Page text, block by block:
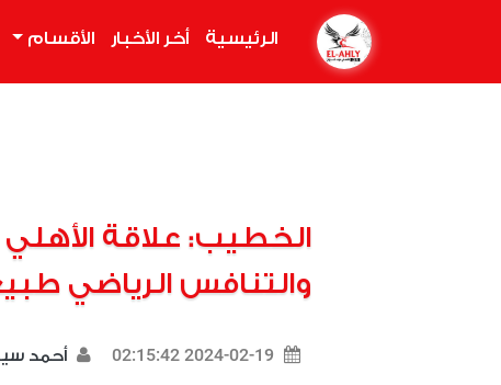
الرئيسية أخر الأخبار الأقسام
الخطيب: علاقة الأهلي
والتنافس الرياضي
2024-02-19 02:15:42 أحمد